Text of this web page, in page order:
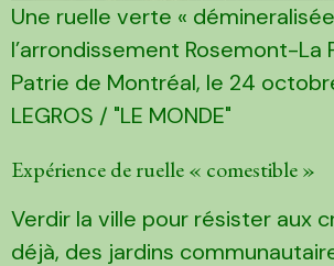
Une ruelle verte «
l’arrondissement Rosemont-La
Patrie de Montréal, le 24
LEGROS / "LE MONDE"
Expérience de ruelle « comestible »
Verdir la ville pour résister aux
déjà, des jardins